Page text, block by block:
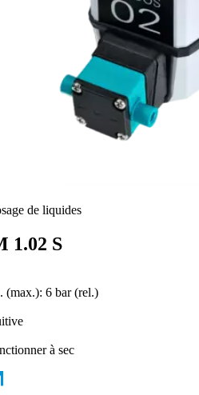
de liquides
1.02 S
(max.): 6 bar (rel.)
à sec